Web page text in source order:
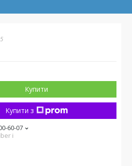
Купити
Купити з
60-07
i